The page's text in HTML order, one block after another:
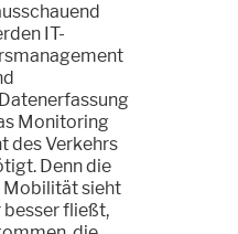
IT-
Monitoring
des Verkehrs
Denn die
sieht
besser fließt,